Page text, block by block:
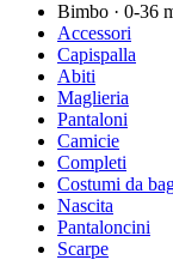
Bimbo · 0-36
Accessori
Capispalla
Abiti
Maglieria
Pantaloni
Camicie
Completi
Costumi da
Nascita
Pantaloncini
Scarpe